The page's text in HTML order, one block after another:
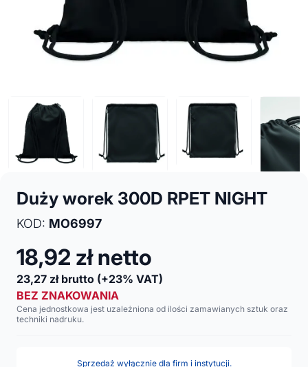
Duży worek 300D RPET NIGHT
KOD: MO6997
18,92 zł netto
23,27 zł brutto (+23% VAT)
BEZ ZNAKOWANIA
Cena jednostkowa jest uzależniona od ilości zamawianych sztuk oraz
techniki nadruku.
Sprzedaż wyłącznie dla firm i instytucji.